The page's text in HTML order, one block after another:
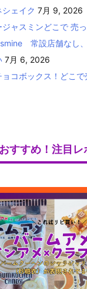
ェイク 7月 9, 2026
ジャスミンどこで 売
常設店舗なし
7月 6, 2026
コボックス！どこで
すすめ！注目レ